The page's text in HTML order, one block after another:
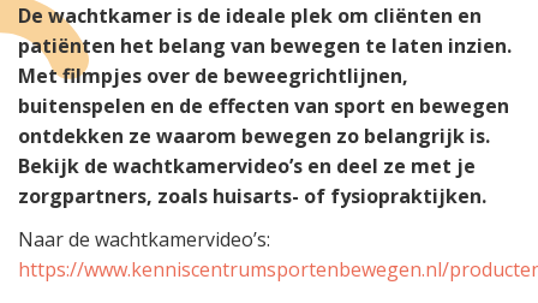
De wachtkamer is de ideale plek om cliënten en
patiënten het belang van bewegen te laten inzien.
Met filmpjes over de beweegrichtlijnen,
buitenspelen en de effecten van sport en bewegen
ontdekken ze waarom bewegen zo belangrijk is.
Bekijk de wachtkamervideo’s en deel ze met je
zorgpartners, zoals huisarts- of fysiopraktijken.
Naar de wachtkamervideo’s:
https://www.kenniscentrumsportenbewegen.nl/